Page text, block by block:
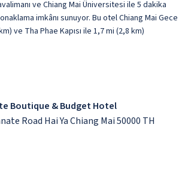
ve Chiang Mai Üniversitesi ile 5 dakika
imkânı sunuyor. Bu otel Chiang Mai Gece
ve Tha Phae Kapısı ile 1,7 mi (2,8 km)
Boutique & Budget Hotel
Road Hai Ya Chiang Mai 50000 TH